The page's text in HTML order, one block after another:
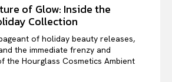
of Glow: Inside the
Collection
of holiday beauty releases,
the immediate frenzy and
the Hourglass Cosmetics Ambient